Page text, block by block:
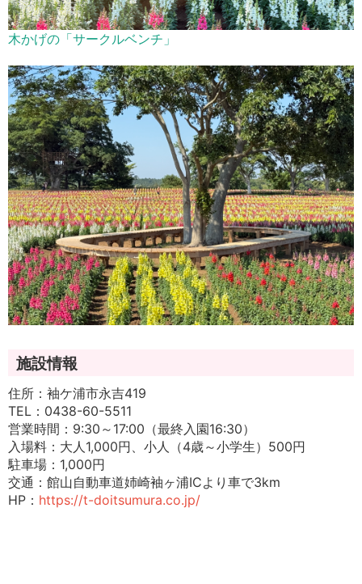
木かげの「サークルベンチ」
施設情報
住所：袖ケ浦市永吉419
TEL：0438-60-5511
営業時間：9:30～17:00（最終入園16:30）
入場料：大人1,000円、小人（4歳～小学生）500円
駐車場：1,000円
交通：館山自動車道姉崎袖ヶ浦ICより車で3km
HP： https://t-doitsumura.co.jp/